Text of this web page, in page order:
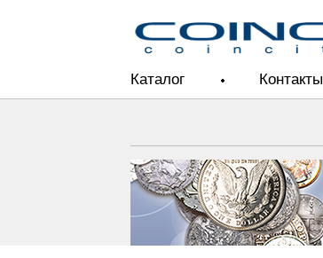
Каталог Контакты